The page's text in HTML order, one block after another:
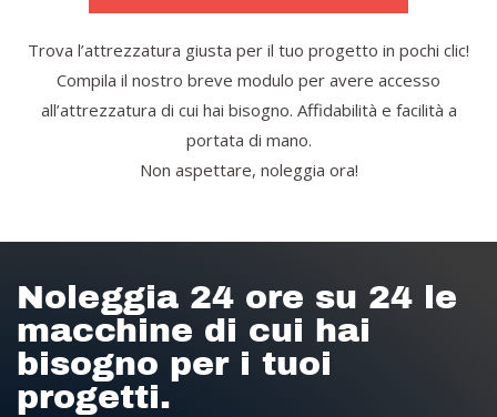
Trova l’attrezzatura giusta per il tuo progetto in pochi clic!
Compila il nostro breve modulo per avere accesso
all’attrezzatura di cui hai bisogno. Affidabilità e facilità a
portata di mano.
Non aspettare, noleggia ora!
Noleggia 24 ore su 24 le
macchine di cui hai
bisogno per i tuoi
progetti.